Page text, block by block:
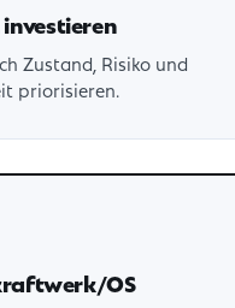
Zustand, Risiko und
priorisieren.
OS